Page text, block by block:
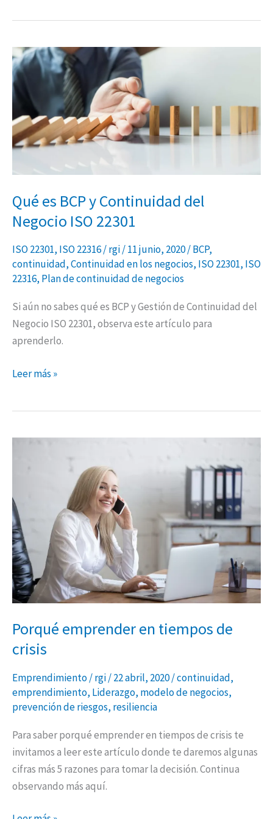
Qué es BCP y Continuidad del
Negocio ISO 22301
ISO 22301, ISO 22316/rgi/11 junio, 2020/BCP,
continuidad,Continuidad en los negocios, ISO 22301, ISO
22316, Plan de continuidad de negocios
Si aún no sabes qué es BCP y Gestión de Continuidad del
Negocio ISO 22301, observa este artículo para
aprenderlo.
Qué
es
BCP
y
Continuidad
del
ISO
Leer más »
Porqué emprender en tiempos de
crisis
Emprendimiento/rgi/22 abril, 2020/continuidad,
emprendimiento, Liderazgo, modelo de negocios,
prevención de riesgos, resiliencia
Para saber porqué emprender en tiempos de crisis te
invitamos a leer este artículo donde te daremos algunas
cifras más 5 razones para tomar la decisión. Continua
observando más aquí.
tiempos
de
crisis